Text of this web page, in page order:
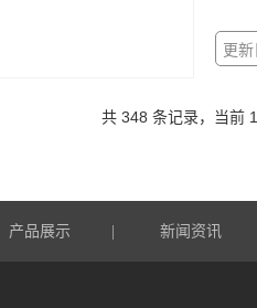
更
共 348 条记录，当前
产品展示 新闻资讯